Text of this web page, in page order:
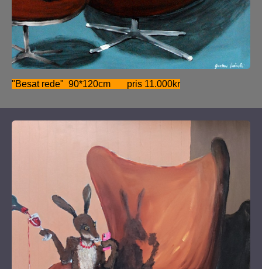
"Besat rede" 90*120cm pris 11.000kr